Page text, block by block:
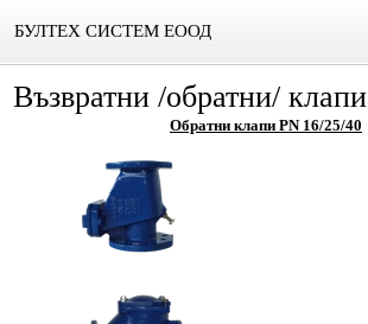
БУЛТЕХ СИСТЕМ ЕООД
Начало
Водни помпи
Периферни водни помпи
Серия PK
Възвратни /обратни/ клапи
Обратни клапи PN 16/25/40